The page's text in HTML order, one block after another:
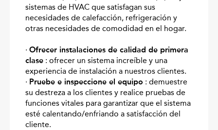
sistemas de HVAC que satisfagan sus
necesidades de calefacción, refrigeración y
otras necesidades de comodidad en el hogar.
· Ofrecer instalaciones de calidad de primera
clase : ofrecer un sistema increíble y una
experiencia de instalación a nuestros clientes.
· Pruebe e inspeccione el equipo : demuestre
su destreza a los clientes y realice pruebas de
funciones vitales para garantizar que el sistema
esté calentando/enfriando a satisfacción del
cliente.